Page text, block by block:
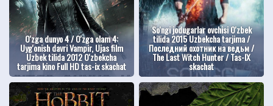
O'zga dunyo 4 / O'zga olam 4:
Uyg'onish davri Vampir, Ujas film
Uzbek tilida 2012 O'zbekcha
tarjima kino Full HD tas-ix skachat
So'ngi jodugarlar ovchisi O'zbek
tilida 2015 Uzbekcha tarjima /
Последний охотник на ведьм /
The Last Witch Hunter / Tas-IX
skachat